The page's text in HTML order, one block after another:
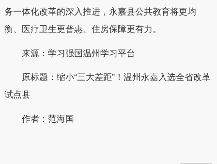
务一体化改革的深入推进，永嘉县公共教育将更均
衡、医疗卫生更普惠、住房保障更有力。
来源：学习强国温州学习平台
原标题：缩小“三大差距”！温州永嘉入选全省改革
试点县
作者：范海国